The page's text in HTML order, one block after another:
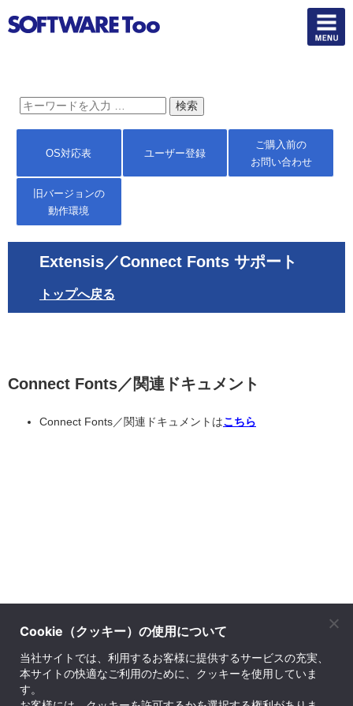
OS対応表 ユーザー登録
ご購入前の
お問い合わせ
旧バージョンの
動作環境
Extensis／Connect Fonts サポート
トップへ戻る
Connect Fonts／関連ドキュメント
Connect Fonts／関連ドキュメントはこちら
株式会社ソフトウェア・トゥー
© SOFTWARE Too Corporation. All rights reserved.
お問い合せ先｜プライバシーポリシー｜会社案内｜English Company Info ｜ サイトマ
Cookie（クッキー）の使用について
当社サイトでは、利用するお客様に提供するサービスの充実、
本サイトの快適なご利用のために、クッキーを使用していま
す。